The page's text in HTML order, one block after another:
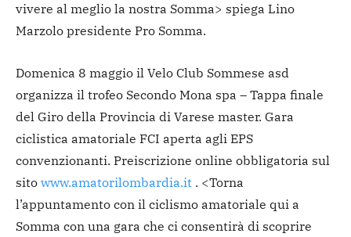
vivere al meglio la nostra Somma> spiega Lino
Marzolo presidente Pro Somma.
Domenica 8 maggio il Velo Club Sommese asd
organizza il trofeo Secondo Mona spa – Tappa finale
del Giro della Provincia di Varese master. Gara
ciclistica amatoriale FCI aperta agli EPS
convenzionanti. Preiscrizione online obbligatoria sul
sito www.amatorilombardia.it . <Torna
l’appuntamento con il ciclismo amatoriale qui a
Somma con una gara che ci consentirà di scoprire